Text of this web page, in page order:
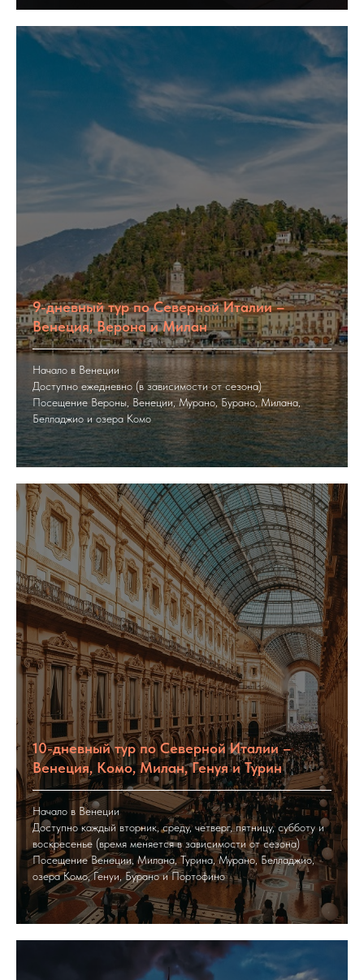
9-дневный тур по Северной Италии –
Венеция, Верона и Милан
Начало в Венеции
Доступно ежедневно (в зависимости от сезона)
Посещение Вероны, Венеции, Мурано, Бурано, Милана,
Белладжио и озера Комо
10-дневный тур по Северной Италии –
Венеция, Комо, Милан, Генуя и Турин
Начало в Венеции
Доступно каждый вторник, среду, четверг, пятницу, субботу и
воскресенье (время меняется в зависимости от сезона)
Посещение Венеции, Милана, Турина, Мурано, Белладжио,
озера Комо, Генуи, Бурано и Портофино